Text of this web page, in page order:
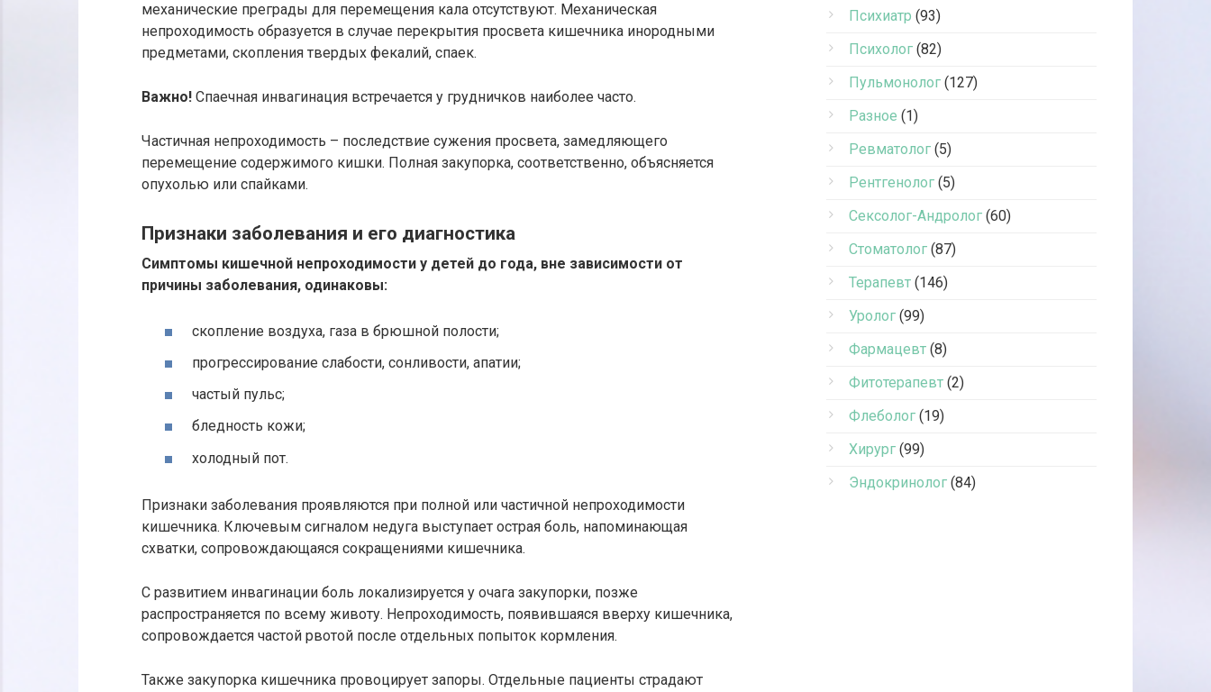
механические преграды для перемещения кала отсутствуют. Механическая
непроходимость образуется в случае перекрытия просвета кишечника инородными
предметами, скопления твердых фекалий, спаек.
Важно! Спаечная инвагинация встречается у грудничков наиболее часто.
Частичная непроходимость – последствие сужения просвета, замедляющего
перемещение содержимого кишки. Полная закупорка, соответственно, объясняется
опухолью или спайками.
Признаки заболевания и его диагностика
Симптомы кишечной непроходимости у детей до года, вне зависимости от
причины заболевания, одинаковы:
скопление воздуха, газа в брюшной полости;
прогрессирование слабости, сонливости, апатии;
частый пульс;
бледность кожи;
холодный пот.
Признаки заболевания проявляются при полной или частичной непроходимости
кишечника. Ключевым сигналом недуга выступает острая боль, напоминающая
схватки, сопровождающаяся сокращениями кишечника.
С развитием инвагинации боль локализируется у очага закупорки, позже
распространяется по всему животу. Непроходимость, появившаяся вверху кишечника,
сопровождается частой рвотой после отдельных попыток кормления.
Также закупорка кишечника провоцирует запоры. Отдельные пациенты страдают
Психиатр (93)
Психолог (82)
Пульмонолог (127)
Разное (1)
Ревматолог (5)
Рентгенолог (5)
Сексолог-Андролог (60)
Стоматолог (87)
Терапевт (146)
Уролог (99)
Фармацевт (8)
Фитотерапевт (2)
Флеболог (19)
Хирург (99)
Эндокринолог (84)